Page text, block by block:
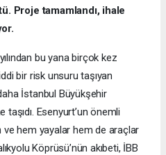
Proje tamamlandı, ihale
bu yana birçok kez
bir risk unsuru taşıyan
İstanbul Büyükşehir
taşıdı. Esenyurt’un önemli
ve hem yayalar hem de araçlar
Köprüsü’nün akıbeti, İBB